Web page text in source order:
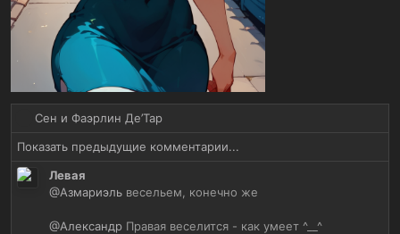
Р
а
Сен и Фаэрлин Де’Тар
Показать предыдущие комментарии...
Левая
@Азмариэль весельем, конечно же
@Александр Правая веселится - как умеет ^__^